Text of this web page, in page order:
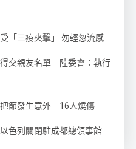
「三疫夾擊」 勿輕忽流感
交親友名單 陸委會：執行
把節發生意外 16人燒傷
色列關閉駐成都總領事館